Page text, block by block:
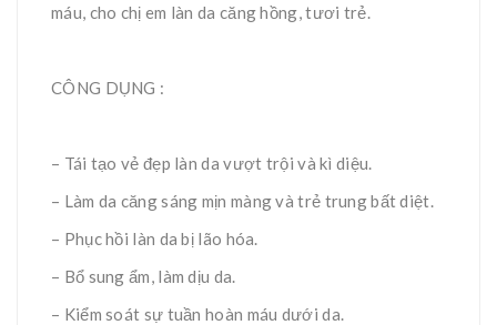
máu, cho chị em làn da căng hồng, tươi trẻ.
CÔNG DỤNG :
– Tái tạo vẻ đẹp làn da vượt trội và kì diệu.
– Làm da căng sáng mịn màng và trẻ trung bất diệt.
– Phục hồi làn da bị lão hóa.
– Bổ sung ẩm, làm dịu da.
– Kiểm soát sự tuần hoàn máu dưới da.